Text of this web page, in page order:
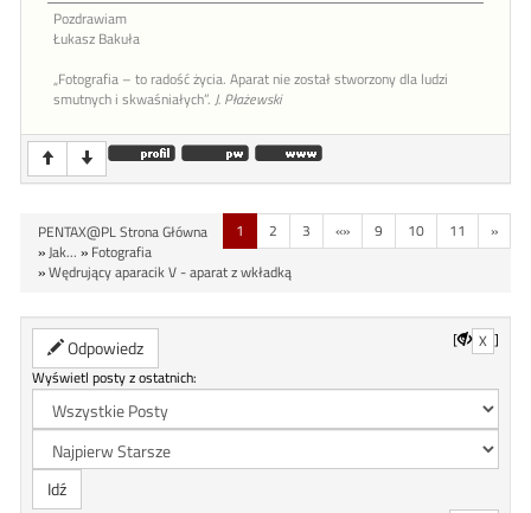
Pozdrawiam
Łukasz Bakuła
„Fotografia – to radość życia. Aparat nie został stworzony dla ludzi
smutnych i skwaśniałych”. J. Płażewski
1 2 3 «» 9 10 11 »
PENTAX@PL Strona Główna
»Jak... » Fotografia
»Wędrujący aparacik V - aparat z wkładką
Odpowiedz [ X ]
Wyświetl posty z ostatnich: